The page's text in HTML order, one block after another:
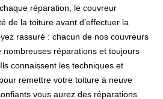
réparation, le couvreur
de la toiture avant d’effectuer la
rassuré : chacun de nos couvreurs
nombreuses réparations et toujours
connaissent les techniques et
remettre votre toiture à neuve
vous aurez des réparations